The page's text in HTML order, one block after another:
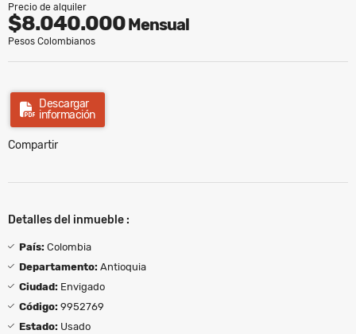
Precio de alquiler
$8.040.000Mensual
Pesos Colombianos
Descargar
información
Compartir
Detalles del inmueble :
País: Colombia
Departamento: Antioquia
Ciudad: Envigado
Código: 9952769
Estado: Usado